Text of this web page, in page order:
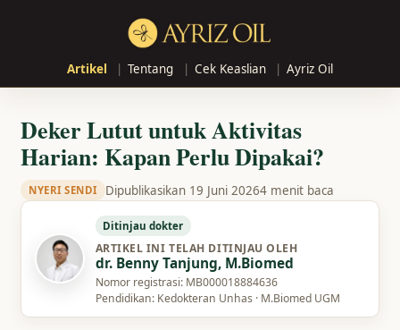
Artikel Tentang Cek Keaslian Ayriz Oil
Deker Lutut untuk Aktivitas
Harian: Kapan Perlu Dipakai?
NYERI SENDI Dipublikasikan 19 Juni 20264 menit baca
Ditinjau dokter
ARTIKEL INI TELAH DITINJAU OLEH
dr. Benny Tanjung, M.Biomed
Nomor registrasi: MB000018884636
Pendidikan: Kedokteran Unhas · M.Biomed UGM